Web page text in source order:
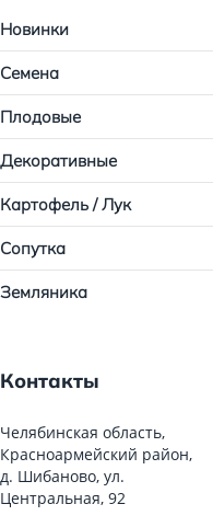
Новинки
Семена
Плодовые
Декоративные
Картофель / Лук
Сопутка
Земляника
Контакты
Челябинская область,
Красноармейский район,
д. Шибаново, ул.
Центральная, 92